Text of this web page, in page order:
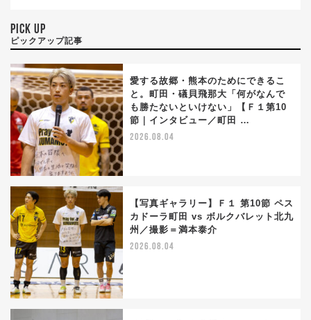
PICK UP
ピックアップ記事
愛する故郷・熊本のためにできるこ
と。町田・礒貝飛那大「何がなんで
も勝たないといけない」【Ｆ１第10
節｜インタビュー／町田 …
2026.08.04
【写真ギャラリー】Ｆ１ 第10節 ペス
カドーラ町田 vs ボルクバレット北九
州／撮影＝満本泰介
2026.08.04